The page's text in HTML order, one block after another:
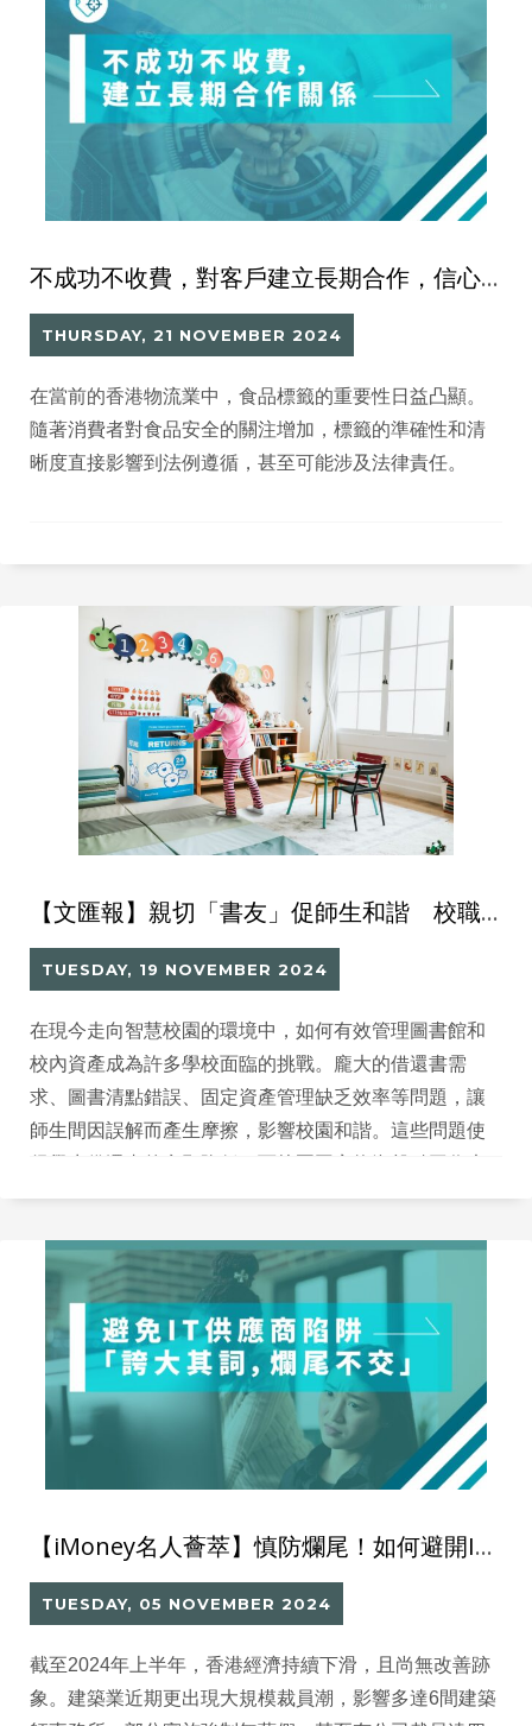
不成功不收費，對客戶建立長期合作，信心關係！
THURSDAY, 21 NOVEMBER 2024
在當前的香港物流業中，食品標籤的重要性日益凸顯。
隨著消費者對食品安全的關注增加，標籤的準確性和清
晰度直接影響到法例遵循，甚至可能涉及法律責任。
【文匯報】親切「書友」促師生和諧 校職員化身「盤點超人」效率翻倍
TUESDAY, 19 NOVEMBER 2024
在現今走向智慧校園的環境中，如何有效管理圖書館和
校內資產成為許多學校面臨的挑戰。龐大的借還書需
求、圖書清點錯誤、固定資產管理缺乏效率等問題，讓
師生間因誤解而產生摩擦，影響校園和諧。這些問題使
因繁複手續而耗費大量人力。為了促進師生和諧，本地
「RFID物資管理方案」，徹底提升校園的運營效率。
【iMoney名人薈萃】慎防爛尾！如何避開IT供應商的過度承諾？
TUESDAY, 05 NOVEMBER 2024
截至2024年上半年，香港經濟持續下滑，且尚無改善跡
象。建築業近期更出現大規模裁員潮，影響多達6間建築